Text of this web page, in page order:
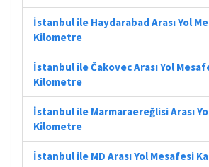
İstanbul ile Haydarabad Arası Yol
Kilometre
İstanbul ile Čakovec Arası Yol
Kilometre
İstanbul ile Marmaraereğlisi Arası
Kilometre
İstanbul ile MD Arası Yol Mesafesi